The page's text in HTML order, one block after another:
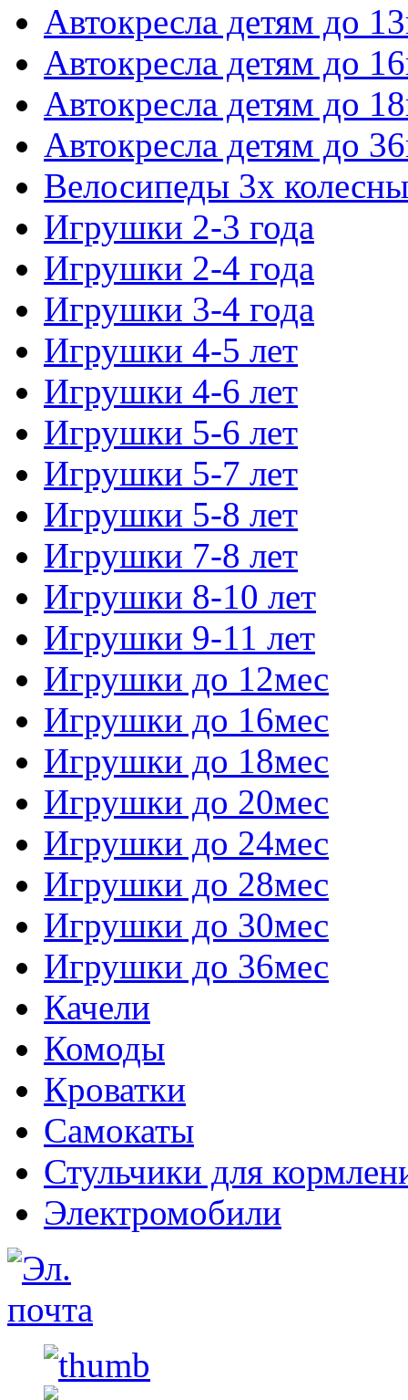
Автокресла детям до
Автокресла детям до
Автокресла детям до
Автокресла детям до
Велосипеды 3х
Игрушки 2-3 года
Игрушки 2-4 года
Игрушки 3-4 года
Игрушки 4-5 лет
Игрушки 4-6 лет
Игрушки 5-6 лет
Игрушки 5-7 лет
Игрушки 5-8 лет
Игрушки 7-8 лет
Игрушки 8-10 лет
Игрушки 9-11 лет
Игрушки до 12мес
Игрушки до 16мес
Игрушки до 18мес
Игрушки до 20мес
Игрушки до 24мес
Игрушки до 28мес
Игрушки до 30мес
Игрушки до 36мес
Качели
Комоды
Кроватки
Самокаты
Стульчики для
Электромобили